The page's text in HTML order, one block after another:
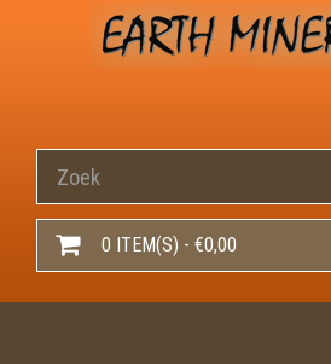
0 ITEM(S) - €0,00